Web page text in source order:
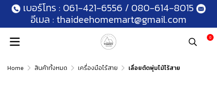
เบอร์โทร : 061-421-6556 / 080-614-8015
อีเมล : thaideehomemart@gmail.com
0
Home สินค้าทั้งหมด เครื่องมือไร้สาย เลื่อยตัดพุ่มไม้ไร้สาย